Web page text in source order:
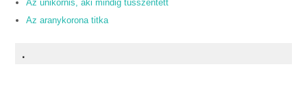
Az unikornis, aki mindig tüsszentett
Az aranykorona titka
.